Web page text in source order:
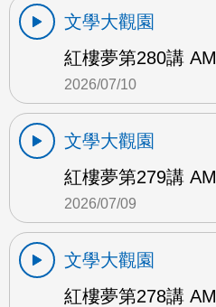
文學大觀園
紅樓夢第280講 AM
2026/07/10
文學大觀園
紅樓夢第279講 AM
2026/07/09
文學大觀園
紅樓夢第278講 AM